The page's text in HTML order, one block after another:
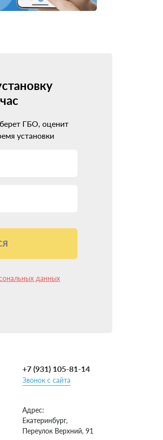
ГБО, оценит
установки
данных
+7 (931) 105-81-14
Звонок с сайта
Адрес:
Екатеринбург,
Переулок Верхний, 91